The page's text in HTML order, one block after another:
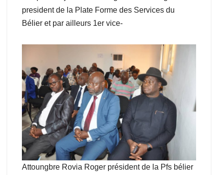
president de la Plate Forme des Services du
Bélier et par ailleurs 1er vice-
Attoungbre Rovia Roger président de la Pfs bélier